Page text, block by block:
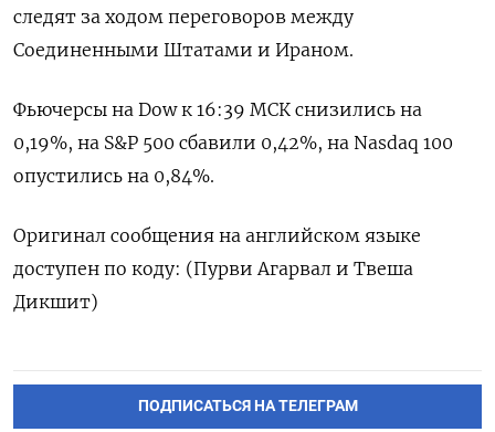
‌следят за ходом переговоров ​между
Соединенными Штатами ‌и Ираном.
Фьючерсы на Dow к ​16:​39 ‌МСК снизились на ​
0,19%, на S&P 500 сбавили 0,42%, на Nasdaq 100 ​
опустились на ⁠0,84%.
Оригинал сообщения на ‌английском языке
‌доступен по коду: (Пурви ​Агарвал и ‌Твеша
Дикшит)
ПОДПИСАТЬСЯ НА ТЕЛЕГРАМ